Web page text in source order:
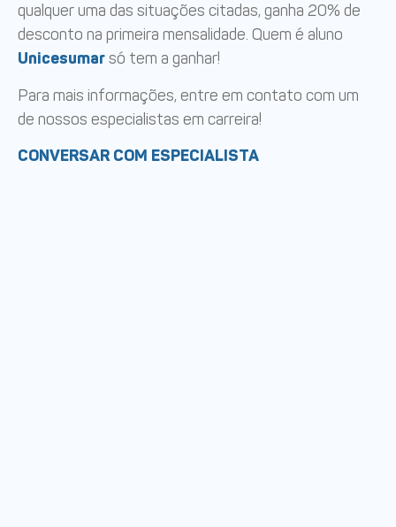
qualquer uma das situações citadas, ganha 20% de
desconto na primeira mensalidade. Quem é aluno
Unicesumarsó tem a ganhar!
Para mais informações, entre em contato com um
de nossos especialistas em carreira!
CONVERSAR COM ESPECIALISTA